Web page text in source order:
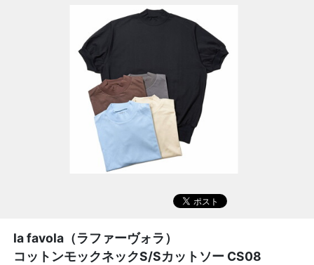
la favola（ラファーヴォラ）
コットンモックネックS/Sカットソー CS08